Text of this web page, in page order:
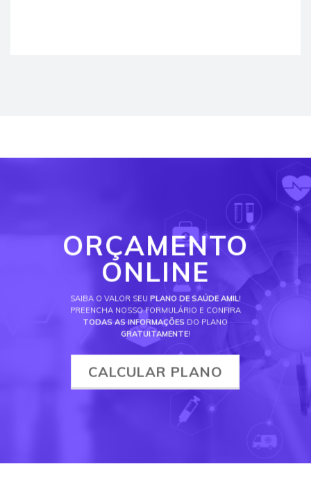
ORÇAMENTO
ONLINE
SAIBA O VALOR SEU PLANO DE SAÚDE AMIL!
PREENCHA NOSSO FORMULÁRIO E CONFIRA
TODAS AS INFORMAÇÕES DO PLANO
GRATUITAMENTE!
CALCULAR PLANO